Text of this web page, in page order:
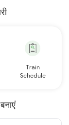
Train
Schedule